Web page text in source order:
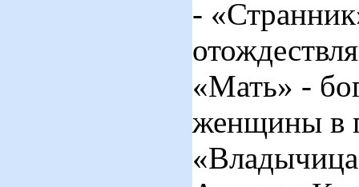
-
«Мать» -
женщины в